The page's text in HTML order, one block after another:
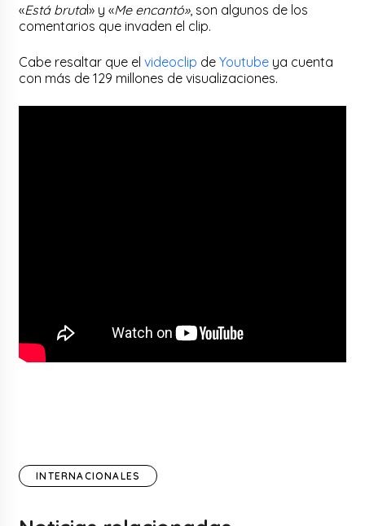
«Está brutal» y «Me encantó», son algunos de los
comentarios que invaden el clip.
Cabe resaltar que elvideoclip deYoutube ya cuenta
con más de 129 millones de visualizaciones.
INTERNACIONALES